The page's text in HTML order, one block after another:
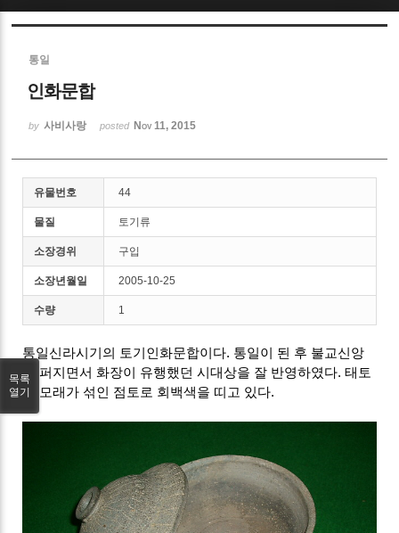
통일
인화문합
by 사비사랑 posted Nov 11, 2015
유물번호 44
물질 토기류
소장경위 구입
소장년월일 2005-10-25
수량 1
통일신라시기의 토기인화문합이다. 통일이 된 후 불교신앙
이 퍼지면서 화장이 유행했던 시대상을 잘 반영하였다. 태토
는 모래가 섞인 점토로 회백색을 띠고 있다.
목록
열기
Sketchbook5, 스케치북5
Sketchbook5, 스케치북5